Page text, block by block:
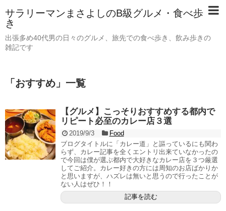
サラリーマンまさよしのB級グルメ・食べ歩
き
出張多め40代男の日々のグルメ、旅先での食べ歩き、飲み歩きの
雑記です
「 おすすめ 」 一覧
【グルメ】こっそりおすすめする都内で
リピート必至のカレー店３選
2019/9/3
Food
ブログタイトルに「カレー道」と謳っているにも関わ
らず、カレー記事を全くエントリ出来ていなかったの
で今回は僕が選ぶ都内で大好きなカレー店を３つ厳選
してご紹介。カレー好きの方には周知のお店ばかりか
と思いますが、ハズレは無いと思うので行ったことが
ない人はぜひ！！
記事を読む